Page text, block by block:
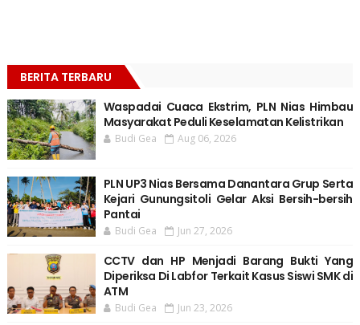
BERITA TERBARU
Waspadai Cuaca Ekstrim, PLN Nias Himbau
Masyarakat Peduli Keselamatan Kelistrikan
Budi Gea Aug 06, 2026
PLN UP3 Nias Bersama Danantara Grup Serta
Kejari Gunungsitoli Gelar Aksi Bersih-bersih
Pantai
Budi Gea Jun 27, 2026
CCTV dan HP Menjadi Barang Bukti Yang
Diperiksa Di Labfor Terkait Kasus Siswi SMK di
ATM
Budi Gea Jun 23, 2026